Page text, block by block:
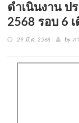
ดำเนินงาน ป
2568 รอบ 6
29 มี.ค. 2568 by ภ